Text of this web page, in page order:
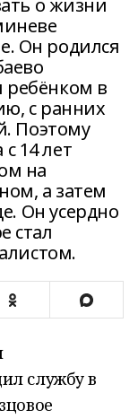
о жизни
Он родился
ребёнком в
с ранних
Поэтому
14 лет
на
а затем
Он усердно
стал
службу в